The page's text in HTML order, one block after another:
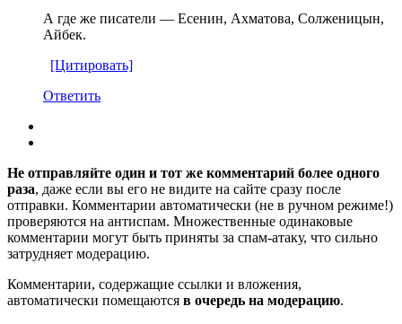
А где же писатели — Есенин, Ахматова, Солженицын,
Айбек.
[Цитировать]
Ответить
Не отправляйте один и тот же комментарий более одного
раза, даже если вы его не видите на сайте сразу после
отправки. Комментарии автоматически (не в ручном режиме!)
проверяются на антиспам. Множественные одинаковые
комментарии могут быть приняты за спам-атаку, что сильно
затрудняет модерацию.
Комментарии, содержащие ссылки и вложения,
автоматически помещаются в очередь на модерацию.